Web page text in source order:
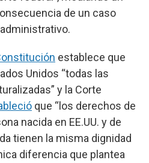
de un caso
establece que
Unidos “todas las
y la Corte
que “los derechos de
nacida en EE.UU. y de
tienen la misma dignidad
diferencia que plantea